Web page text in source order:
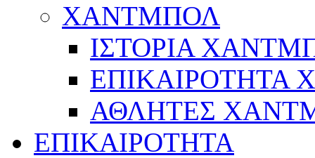
ΧΑΝΤΜΠΟΛ
ΙΣΤΟΡΙΑ
ΕΠΙΚΑΙΡΟΤΗΤΑ
ΑΘΛΗΤΕΣ
ΕΠΙΚΑΙΡΟΤΗΤΑ